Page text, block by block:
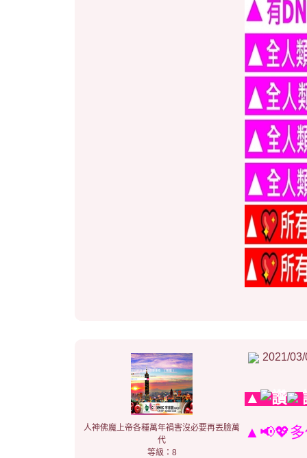
人神佛魔上帝各種萬年禍害沒必要再丟臉萬
代
等級：8
2021/
▲
▲📢💖多